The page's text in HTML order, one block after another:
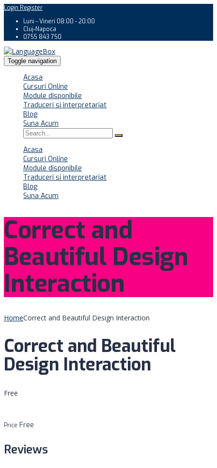
Login Register
Luni - Vineri 08:00 - 20:00
Cluj-Napoca
0755 843 750
Toggle navigation
Acasa
Cursuri Online
Module disponibile
Traduceri si interpretariat
Blog
Suna Acum
Acasa
Cursuri Online
Module disponibile
Traduceri si interpretariat
Blog
Suna Acum
Correct and
Beautiful Design
Interaction
HomeCorrect and Beautiful Design Interaction
Correct and Beautiful
Design Interaction
Free
Price Free
Reviews